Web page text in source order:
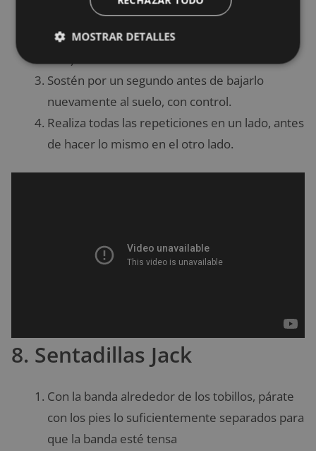
Mientras mantienes las caderas elevadas,
levanta el pie (el que está más adelante que el
Sostén por un segundo antes de bajarlo
nuevamente al suelo, con control.
Realiza todas las repeticiones en un lado, antes
de hacer lo mismo en el otro lado.
8. Sentadillas Jack
Con la banda alrededor de los tobillos, párate
con los pies lo suficientemente separados para
que la banda esté tensa
MOSTRAR DETALLES